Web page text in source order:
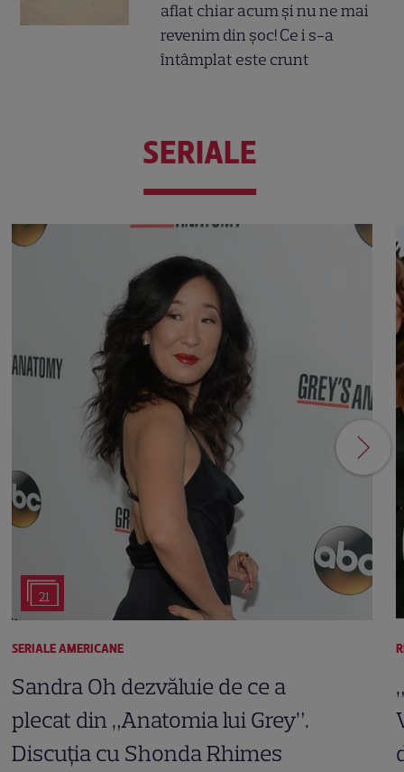
aflat chiar acum și nu ne mai
revenim din șoc! Ce i s-a
întâmplat este crunt
SERIALE
21
SERIALE AMERICANE
Sandra Oh dezvăluie de ce a
plecat din „Anatomia lui Grey”.
Discuția cu Shonda Rhimes